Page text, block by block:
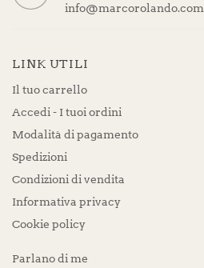
info@marcorolando.com
LINK UTILI
Il tuo carrello
Accedi - I tuoi ordini
Modalità di pagamento
Spedizioni
Condizioni di vendita
Informativa privacy
Cookie policy
Parlano di me